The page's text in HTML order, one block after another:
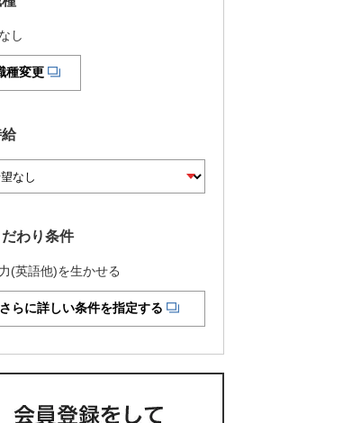
し
種変更
だわり条件
(英語他)を生かせる
さらに詳しい条件を指定する